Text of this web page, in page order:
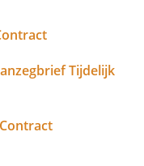
Tijdelijk